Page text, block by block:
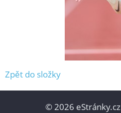
Zpět do složky
© 2026 eStránky.cz